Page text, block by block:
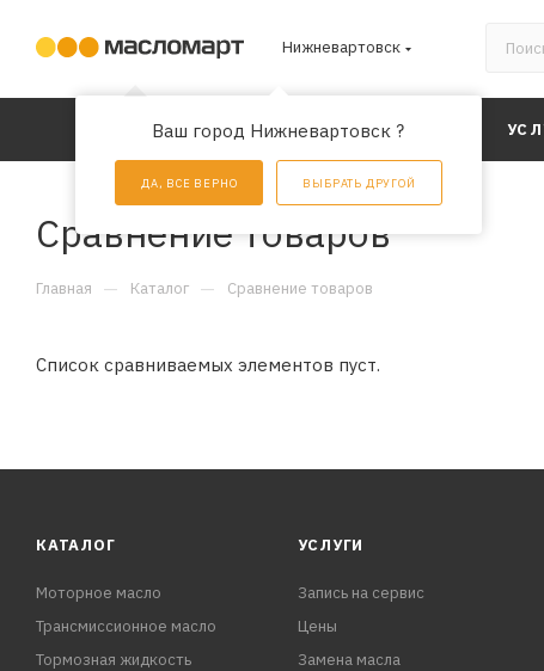
Нижневартовск
Ваш город Нижневартовск ?
ДА, ВСЕ ВЕРНО ВЫБРАТЬ ДРУГОЙ
КАТАЛОГ АКЦИИ
Сравнение товаров
Главная — Каталог — Сравнение товаров
Список сравниваемых элементов пуст.
КАТАЛОГ
Моторное масло
Трансмиссионное масло
Тормозная жидкость
УСЛУГИ
Запись на сервис
Цены
Замена масла